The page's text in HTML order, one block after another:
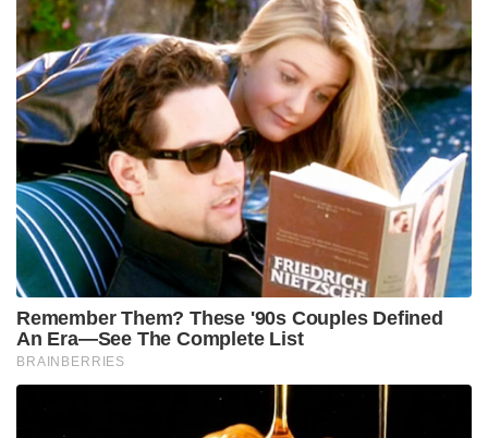
രാജ്യമാണ് ദക്ഷിണ സുഡാൻ. രണ്ടു
വർഷങ്ങൾക്കുമുൻപ് പ്രസിഡന്റും വൈസ് പ്രസിഡന്റും
തമ്മിലുള്ള ഭിന്നതയുടെ ബാക്കിപത്രമായി രാജ്യം
ആഭ്യന്തര കലാപം നേരിടുകയാണ്. ഇതുവരെ
നാലുലക്ഷത്തോളം പേർ കൊല്ലപ്പെട്ടുവെന്നാണ്
പുറത്തുവരുന്ന വിവരം
Tags: visa south sudan